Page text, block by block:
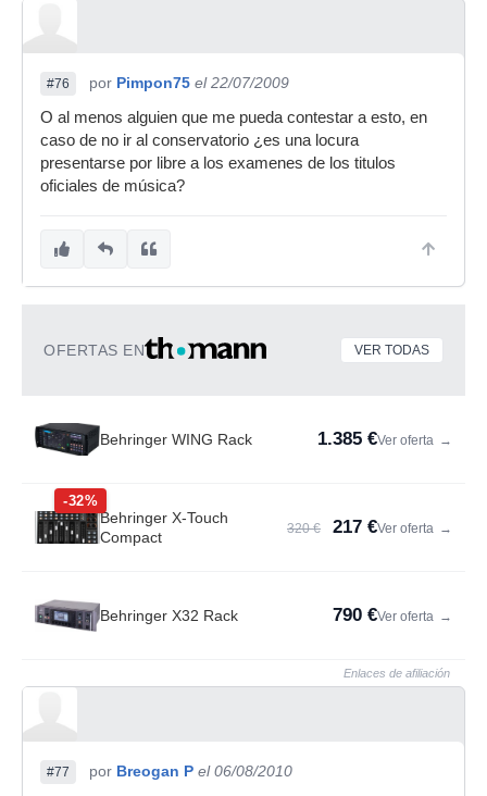
#76 por Pimpon75 el 22/07/2009
O al menos alguien que me pueda contestar a esto, en
caso de no ir al conservatorio ¿es una locura
presentarse por libre a los examenes de los titulos
oficiales de música?
OFERTAS EN VER TODAS
Behringer WING Rack 1.385 €Ver oferta →
-32%
Behringer X-Touch
Compact
320 € 217 €Ver oferta →
Behringer X32 Rack 790 €Ver oferta →
Enlaces de afiliación
#77 por Breogan P el 06/08/2010